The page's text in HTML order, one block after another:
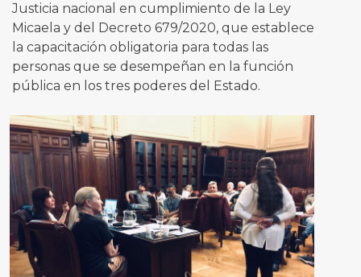
Justicia nacional en cumplimiento de la Ley
Micaela y del Decreto 679/2020, que establece
la capacitación obligatoria para todas las
personas que se desempeñan en la función
pública en los tres poderes del Estado.